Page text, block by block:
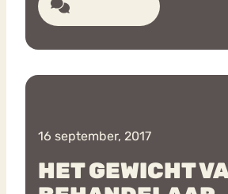
16 september, 2017
HET GEWICHT